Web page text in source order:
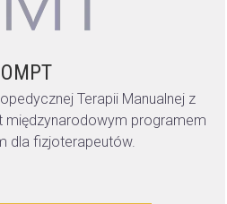
OMPT
Terapii Manualnej z
międzynarodowym programem
dla fizjoterapeutów.